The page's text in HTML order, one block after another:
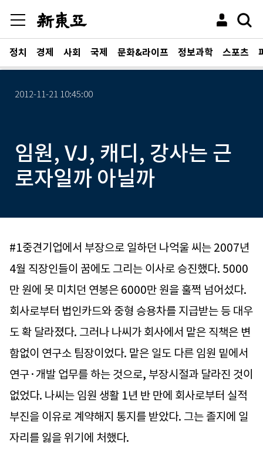
정치 경제 사회 국제 문화&라이프 정보과학 스포츠
2012-11-21 10:45:00
임원, VJ, 캐디, 강사는 근
로자일까 아닐까
#1중견기업에서 부장으로 일하던 나억울 씨는 2007년
4월 직장인들이 꿈에도 그리는 이사로 승진했다. 5000
만 원에 못 미치던 연봉은 6000만 원을 훌쩍 넘어섰다.
회사로부터 법인카드와 중형 승용차를 지급받는 등 대우
도 확 달라졌다. 그러나 나씨가 회사에서 맡은 직책은 변
함없이 연구소 팀장이었다. 맡은 일도 다른 임원 밑에서
연구·개발 업무를 하는 것으로, 부장시절과 달라진 것이
없었다. 나씨는 임원 생활 1년 반 만에 회사로부터 실적
부진을 이유로 계약해지 통지를 받았다. 그는 졸지에 일
자리를 잃을 위기에 처했다.